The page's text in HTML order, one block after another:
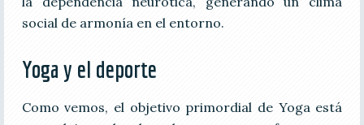
social de armonía en el entorno.
Yoga y el deporte
Como vemos, el objetivo primordial de Yoga está